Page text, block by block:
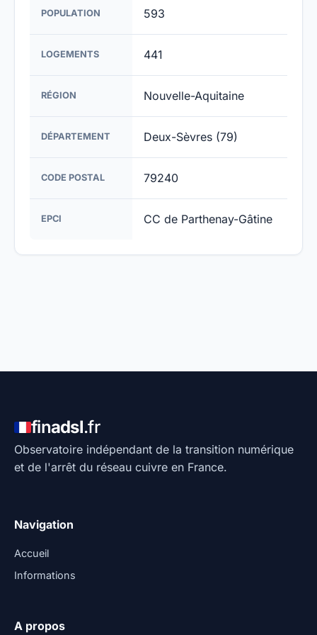
POPULATION 593
LOGEMENTS 441
RÉGION Nouvelle-Aquitaine
DÉPARTEMENT Deux-Sèvres (79)
CODE POSTAL 79240
EPCI CC de Parthenay-Gâtine
finadsl.fr
Observatoire indépendant de la transition numérique
et de l'arrêt du réseau cuivre en France.
Navigation
Accueil
Informations
A propos